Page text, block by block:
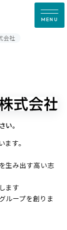
MENU
会社
。
す。
生み出す高い志
ます
ループを創りま